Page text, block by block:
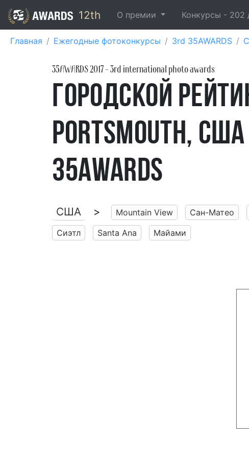
12th О премии Конкурсы - 202
Главная Ежегодные фотоконкурсы 3rd 35AWARDS
35AWARDS2017- 3rd international photo awards
Городской
Portsmouth, США
35AWARDS
США > Mountain View Сан-Матео
Сиэтл
Santa Ana Майами